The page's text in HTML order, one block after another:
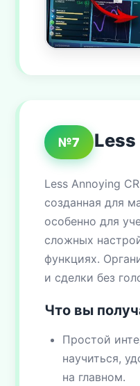
№7
Less Annoying
созданная для
особенно для
сложных
функциях.
и сделки без
Что вы
Простой
научиться,
на главном.